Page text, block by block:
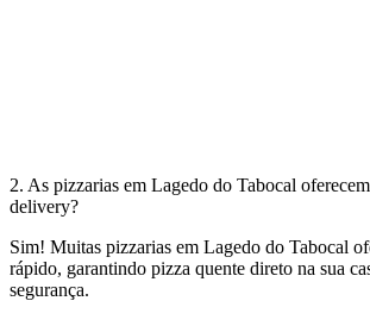
2. As pizzarias em Lagedo do Tabocal
delivery?
Sim! Muitas pizzarias em Lagedo do Tabocal
rápido, garantindo pizza quente direto na sua
segurança.